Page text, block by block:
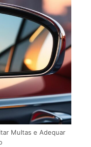
Multas e Adequar